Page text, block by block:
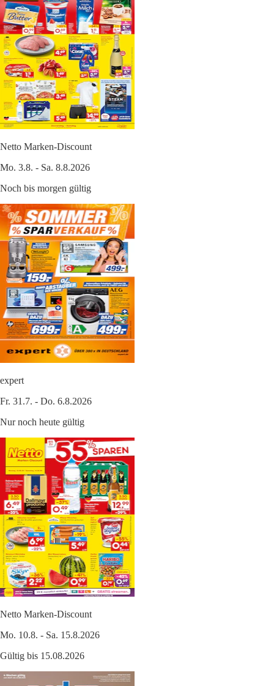
Netto Marken-Discount
Mo. 3.8. - Sa. 8.8.2026
Noch bis morgen gültig
expert
Fr. 31.7. - Do. 6.8.2026
Nur noch heute gültig
Netto Marken-Discount
Mo. 10.8. - Sa. 15.8.2026
Gültig bis 15.08.2026